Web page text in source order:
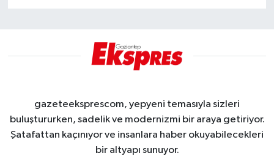
gazeteeksprescom, yepyeni temasıyla sizleri
buluştururken, sadelik ve modernizmi bir araya getiriyor.
Şatafattan kaçınıyor ve insanlara haber okuyabilecekleri
bir altyapı sunuyor.